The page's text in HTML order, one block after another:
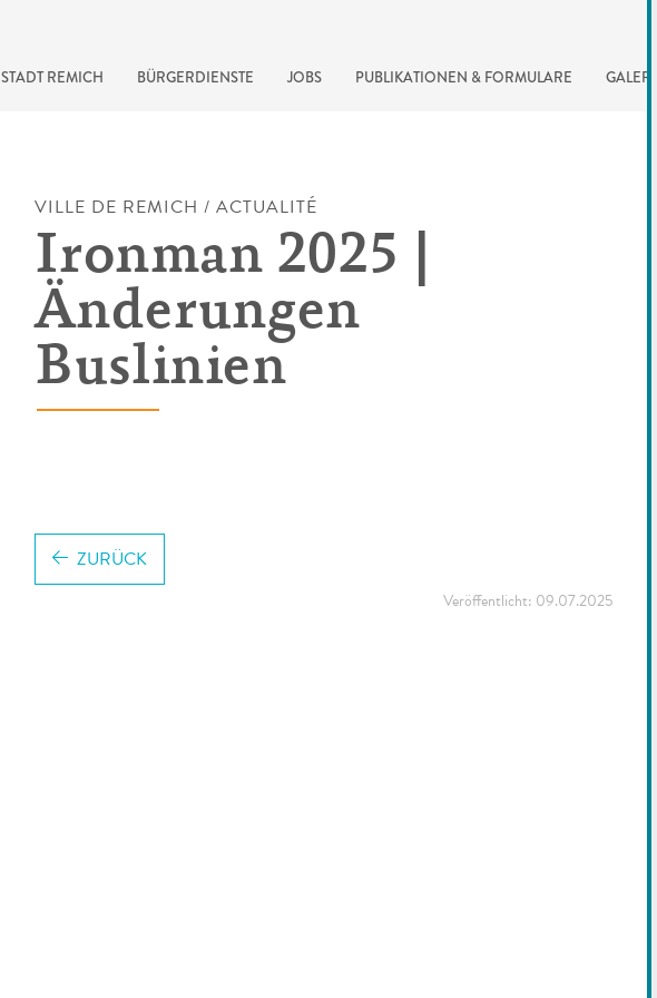
STADT REMICH BÜRGERDIENSTE JOBS PUBLIKATIONEN & FORMULARE GALERIE
VILLE DE REMICH / ACTUALITÉ
Ironman 2025 |
Änderungen
Buslinien
Veröffentlicht: 09.07.2025
ZURÜCK